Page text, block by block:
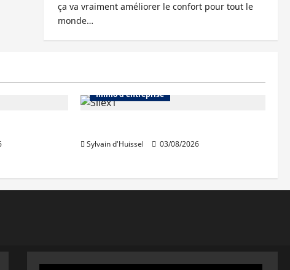
ça va vraiment améliorer le confort pour tout le
monde…
Immo d'entreprise
Sylvain d'Huissel 03/08/2026